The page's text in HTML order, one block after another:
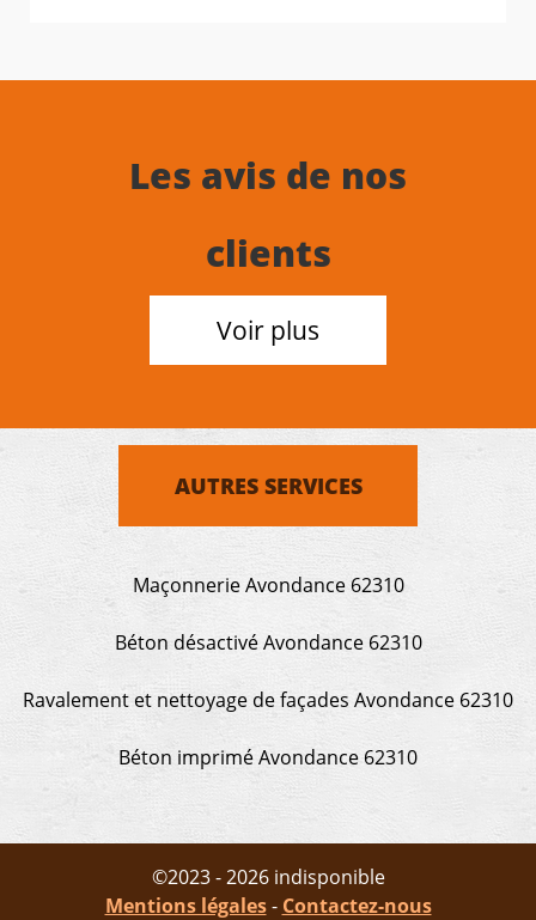
Les avis de nos
clients
Voir plus
AUTRES SERVICES
Maçonnerie Avondance 62310
Béton désactivé Avondance 62310
Ravalement et nettoyage de façades Avondance 62310
Béton imprimé Avondance 62310
©2023 - 2026 indisponible
Mentions légales- Contactez-nous